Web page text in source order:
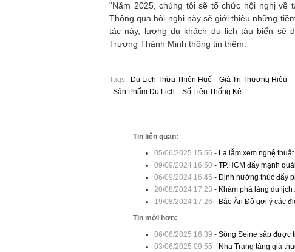
"Năm 2025, chúng tôi sẽ tổ chức hội nghị về
Thông qua hội nghị này sẽ giới thiệu những
tác này, lượng du khách du lịch tàu biển sẽ
Trương Thành Minh thông tin thêm.
Tags: Du Lịch Thừa Thiên Huế Giá Trị Thương Hiệu
Sản Phẩm Du Lịch
Số Liệu Thống Kê
Tin liên quan:
05/06/2025 15:56 - Lạ lẫm xem nghệ
09/09/2024 16:50 - TP.HCM đẩy mạnh
06/09/2024 16:45 - Định hướng thúc đẩy
20/08/2024 17:23 - Khám phá làng du
19/08/2024 17:26 - Báo Ấn Độ gợi ý các
Tin mới hơn:
06/06/2025 16:39 - Sông Seine sắp được
03/06/2025 09:55 - Nha Trang tăng giá